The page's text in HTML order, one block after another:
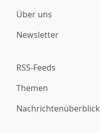
Über uns
Newsletter
RSS-Feeds
Themen
Nachrichtenüberblick